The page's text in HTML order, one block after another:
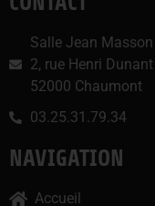
Salle Jean Masson
2, rue Henri Dunant
52000 Chaumont
03.25.31.79.34
NAVIGATION
Accueil